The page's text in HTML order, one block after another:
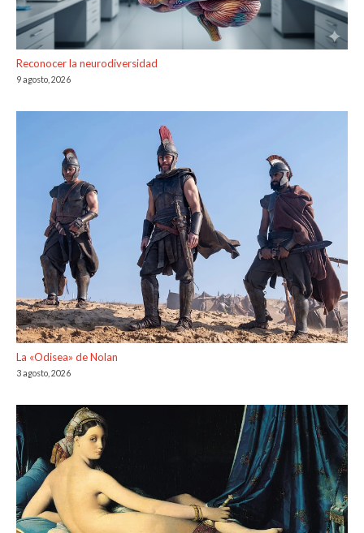
Reconocer la neurodiversidad
9 agosto, 2026
La «Odisea» de Nolan
3 agosto, 2026